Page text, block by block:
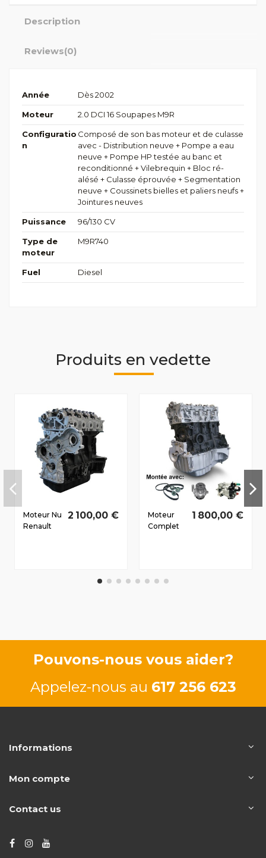
Description
Reviews(0)
Année Dès 2002
Moteur 2.0 DCI 16 Soupapes M9R
Configuratio
n
Composé de son bas moteur et de culasse
avec - Distribution neuve + Pompe a eau
neuve + Pompe HP testée au banc et
reconditionné + Vilebrequin + Bloc ré-
alésé + Culasse éprouvée + Segmentation
neuve + Coussinets bielles et paliers neufs +
Jointures neuves
Puissance 96/130 CV
Type de
moteur
M9R740
Fuel Diesel
Produits en vedette
Moteur Nu
Renault
2 100,00 €
Moteur
Complet
dCi
1 800,00 €
Pouvons-nous vous aider?
Appelez-nous au 617 256 623
Informations
Mon compte
Contact us